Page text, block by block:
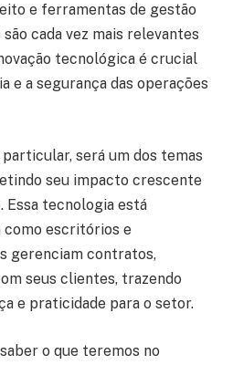
e ferramentas de gestão
cada vez mais relevantes
tecnológica é crucial
e a segurança das operações
particular, será um dos temas
seu impacto crescente
Essa tecnologia está
como escritórios e
gerenciam contratos,
seus clientes, trazendo
e praticidade para o setor.
o que teremos no